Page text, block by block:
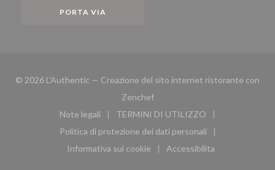
PORTA VIA
© 2026 L'Authentic — Creazione del sito internet ristorante con
Zenchef((apre una nuova finestra))
Note legali
((apre una nuova finestra))
TERMINI DI UTILIZZO
((apre una nuova finestra))
Politica di protezione dei dati personali
((apre una nuova finestra))
Informativa sui cookie
((apre una nuova finestra))
Accessibilita